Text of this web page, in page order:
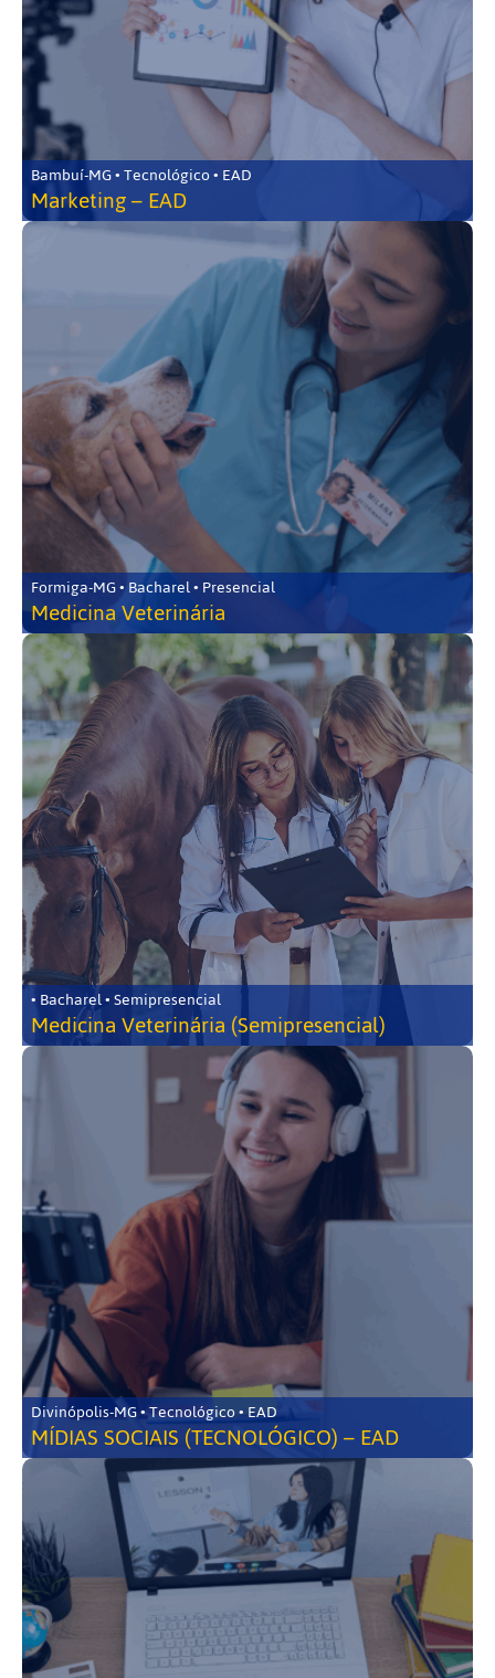
Bambuí-MG • Tecnológico • EAD
Marketing – EAD
Formiga-MG • Bacharel • Presencial
Medicina Veterinária
• Bacharel • Semipresencial
Medicina Veterinária (Semipresencial)
Divinópolis-MG • Tecnológico • EAD
MÍDIAS SOCIAIS (TECNOLÓGICO) – EAD